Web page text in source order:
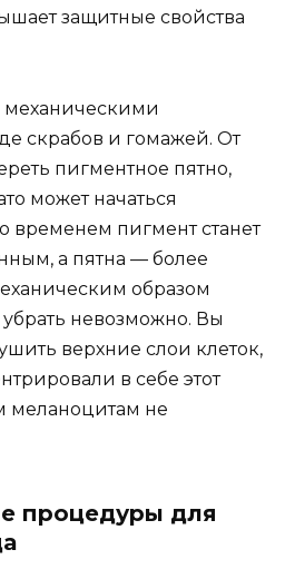
защитные свойства
механическими
скрабов и гомажей. От
пигментное пятно,
может начаться
временем пигмент станет
а пятна — более
образом
невозможно. Вы
верхние слои клеток,
в себе этот
меланоцитам не
процедуры для